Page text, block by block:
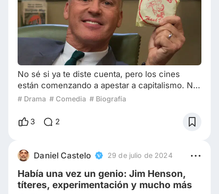
No sé si ya te diste cuenta, pero los cines
están comenzando a apestar a capitalismo. No
por los precios (eso es un tema para otro día),
películas con el estilo de biografías sobre…
Red Social, Steve Jobs y Hambre de poder,
pero el año pasado también se estrenaron
BlackBerr
# Drama # Comedia # Biografía
3 2
Daniel Castelo 29 de julio de 2024
Había una vez un genio: Jim Henson,
títeres, experimentación y mucho más